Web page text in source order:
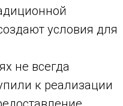
условия для
не всегда
к реализации